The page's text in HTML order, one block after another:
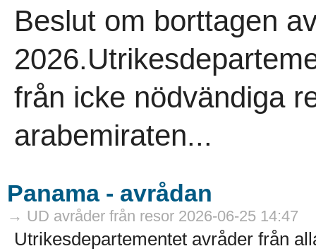
Beslut om borttagen
från icke nödvändiga
arabemiraten...
Panama - avrådan
→ UD avråder från resor 2026-06-25 14:47
Utrikesdepartementet avråder från